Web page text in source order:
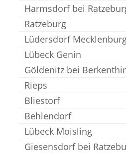
Harmsdorf bei
Ratzeburg
Lüdersdorf
Lübeck Genin
Göldenitz bei
Rieps
Bliestorf
Behlendorf
Lübeck Moisling
Giesensdorf bei